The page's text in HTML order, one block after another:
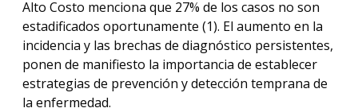
Alto Costo menciona que 27% de los casos no son
estadificados oportunamente (1). El aumento en la
incidencia y las brechas de diagnóstico persistentes,
ponen de manifiesto la importancia de establecer
estrategias de prevención y detección temprana de
la enfermedad.